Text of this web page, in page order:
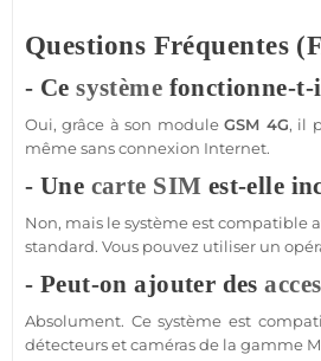
Questions Fréquentes
- Cesystème fonctionne-t-
Oui, grâce à son module GSM 4G, il
même sans connexion Internet.
- Une carte SIM est-elle
Non, mais lesystèmeestcompatible
standard. Vous pouvez utiliser un
- Peut-on ajouter des
Absolument. Cesystème est
détecteurs et caméras de la gamme